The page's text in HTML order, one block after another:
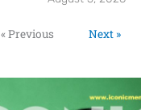
« Previous Next »